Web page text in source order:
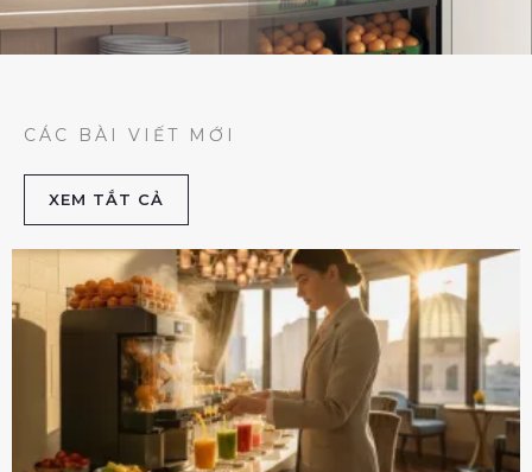
CÁC BÀI VIẾT MỚI
XEM TẮT CẢ